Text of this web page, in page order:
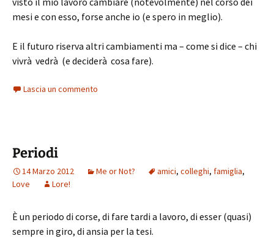
mesi e con esso, forse anche io (e spero in meglio).
E il futuro riserva altri cambiamenti ma – come si dice – chi
vivrà vedrà (e deciderà cosa fare).
Lascia un commento
Periodi
14 Marzo 2012 Me or Not? amici, colleghi, famiglia,
Love
Lore!
È un periodo di corse, di fare tardi a lavoro, di esser (quasi)
sempre in giro, di ansia per la tesi.